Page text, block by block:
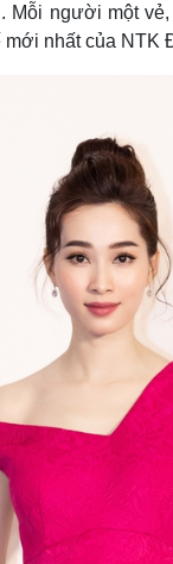
Mỗi người một
nhất của NTK